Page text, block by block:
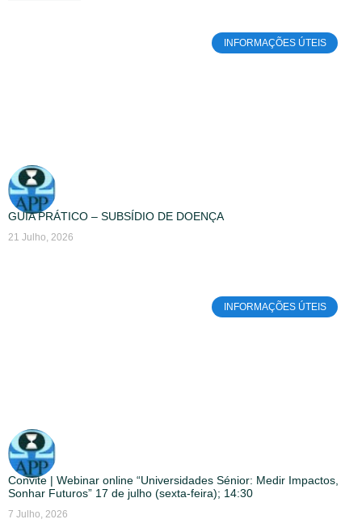
INFORMAÇÕES ÚTEIS
GUIA PRÁTICO – SUBSÍDIO DE DOENÇA
21 Julho, 2026
INFORMAÇÕES ÚTEIS
Convite | Webinar online “Universidades Sénior: Medir Impactos,
Sonhar Futuros” 17 de julho (sexta-feira); 14:30
7 Julho, 2026